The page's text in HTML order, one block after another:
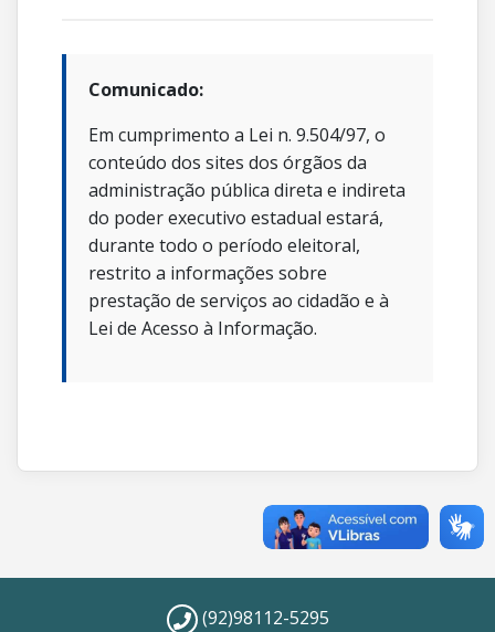
Comunicado:
Em cumprimento a Lei n. 9.504/97, o
conteúdo dos sites dos órgãos da
administração pública direta e indireta
do poder executivo estadual estará,
durante todo o período eleitoral,
restrito a informações sobre
prestação de serviços ao cidadão e à
Lei de Acesso à Informação.
(92)98112-5295